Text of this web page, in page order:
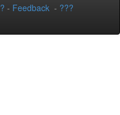
- Feedback - ???